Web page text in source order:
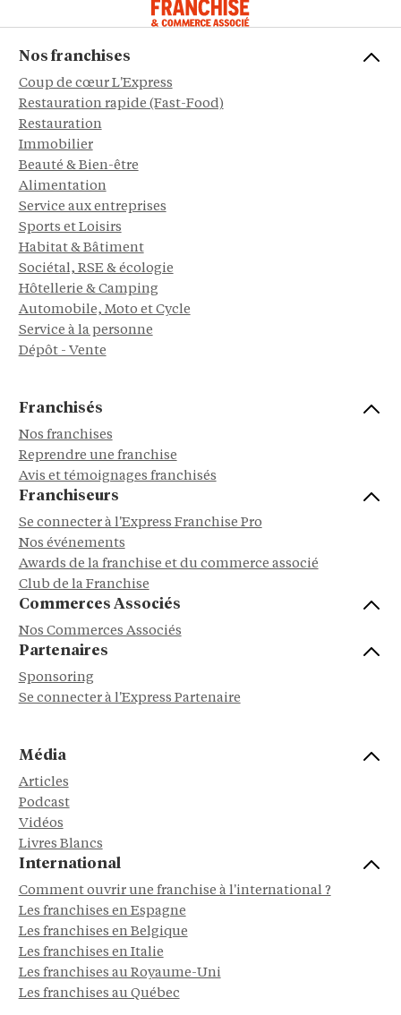
Nos franchises
Coup de cœur L'Express
Restauration rapide (Fast-Food)
Restauration
Immobilier
Beauté & Bien-être
Alimentation
Service aux entreprises
Sports et Loisirs
Habitat & Bâtiment
Sociétal, RSE & écologie
Hôtellerie & Camping
Automobile, Moto et Cycle
Service à la personne
Dépôt - Vente
Franchisés
Nos franchises
Reprendre une franchise
Avis et témoignages franchisés
Franchiseurs
Se connecter à l'Express Franchise Pro
Nos événements
Awards de la franchise et du commerce associé
Club de la Franchise
Commerces Associés
Nos Commerces Associés
Partenaires
Sponsoring
Se connecter à l'Express Partenaire
Média
Articles
Podcast
Vidéos
Livres Blancs
International
Comment ouvrir une franchise à l'international ?
Les franchises en Espagne
Les franchises en Belgique
Les franchises en Italie
Les franchises au Royaume-Uni
Les franchises au Québec